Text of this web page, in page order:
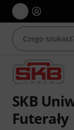
SKB
Futerały